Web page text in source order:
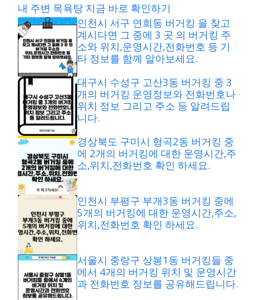
내 주변 목욕탕 지금 바로 확인하기
인천시 서구 연희동 버거킹 을 찾고
계시다면 그 중에 3 곳 의 버거킹 주
소와 위치,운영시간,전화번호 등 기
타 정보를 함께 알아보세요.
대구시 수성구 고산3동 버거킹 중 3
개의 버거킹 운영정보와 전화번호나
위치 정보 그리고 주소 등 알려드립
니다.
경상북도 구미시 형곡2동 버거킹 중
에 2개의 버거킹에 대한 운영시간,주
소,위치,전화번호 확인 하세요.
인천시 부평구 부개3동 버거킹 중에
5개의 버거킹에 대한 운영시간,주소,
위치,전화번호 확인 하세요.
서울시 중랑구 상봉1동 버거킹들 중
에서 4개의 버거킹 위치 및 운영시간
과 전화번호 정보를 공유해드립니다.